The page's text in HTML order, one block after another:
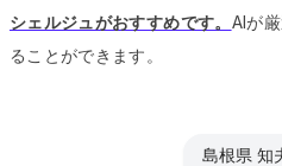
シェルジュがおすすめです。 AIが
ることができます。
島根県 知